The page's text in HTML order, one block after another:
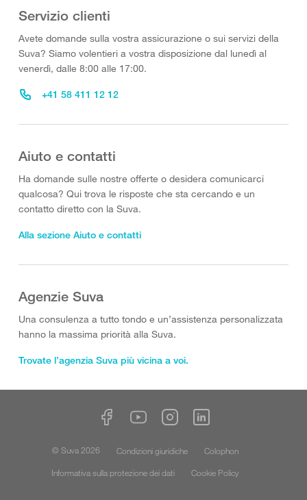
Servizio clienti
Avete domande sulla vostra assicurazione o sui servizi della
Suva? Siamo volentieri a vostra disposizione dal lunedì al
venerdì, dalle 8:00 alle 17:00.
+41 58 411 12 12
Aiuto e contatti
Ha domande sulle nostre offerte o desidera comunicarci
qualcosa? Qui trova le risposte che sta cercando e un
contatto diretto con la Suva.
Alla sezione Aiuto e contatti
Agenzie Suva
Una consulenza a tutto tondo e un’assistenza personalizzata
hanno la massima priorità alla Suva.
Trovate l’agenzia Suva più vicina a voi.
© Suva 2026 Condizioni giuridiche
Colophon
Informativa sulla protezione dei dati
Cookie Policy